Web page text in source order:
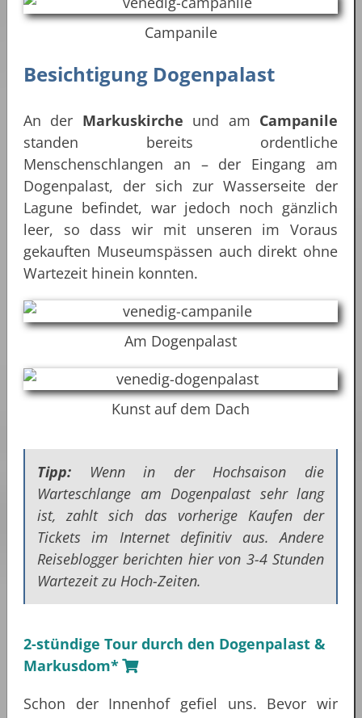
Campanile
Besichtigung Dogenpalast
An der Markuskirche und am Campanile
standen bereits ordentliche
Menschenschlangen an – der Eingang am
Dogenpalast, der sich zur Wasserseite der
Lagune befindet, war jedoch noch gänzlich
leer, so dass wir mit unseren im Voraus
gekauften Museumspässen auch direkt ohne
Wartezeit hinein konnten.
Am Dogenpalast
Kunst auf dem Dach
Tipp: Wenn in der Hochsaison die
Warteschlange am Dogenpalast sehr lang
ist, zahlt sich das vorherige Kaufen der
Tickets im Internet definitiv aus. Andere
Reiseblogger berichten hier von 3-4 Stunden
Wartezeit zu Hoch-Zeiten.
2-stündige Tour durch den Dogenpalast &
Markusdom*
Schon der Innenhof gefiel uns. Bevor wir